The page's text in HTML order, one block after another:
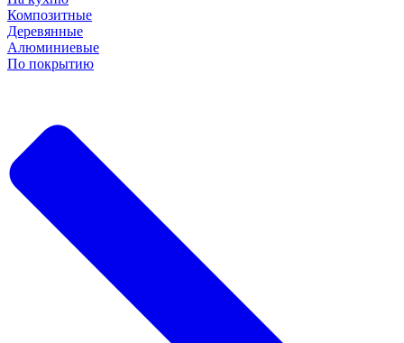
Композитные
Деревянные
Алюминиевые
По покрытию